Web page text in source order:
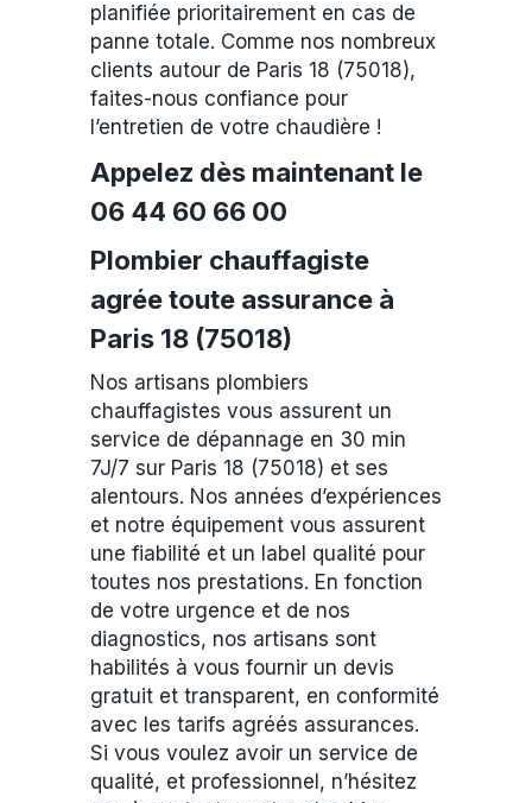
planifiée prioritairement en cas de
panne totale. Comme nos nombreux
clients autour de Paris 18 (75018),
faites-nous confiance pour
l’entretien de votre chaudière !
Appelez dès maintenant le
06 44 60 66 00
Plombier chauffagiste
agrée toute assurance à
Paris 18 (75018)
Nos artisans plombiers
chauffagistes vous assurent un
service de dépannage en 30 min
7J/7 sur Paris 18 (75018) et ses
alentours. Nos années d’expériences
et notre équipement vous assurent
une fiabilité et un label qualité pour
toutes nos prestations. En fonction
de votre urgence et de nos
diagnostics, nos artisans sont
habilités à vous fournir un devis
gratuit et transparent, en conformité
avec les tarifs agréés assurances.
Si vous voulez avoir un service de
qualité, et professionnel, n’hésitez